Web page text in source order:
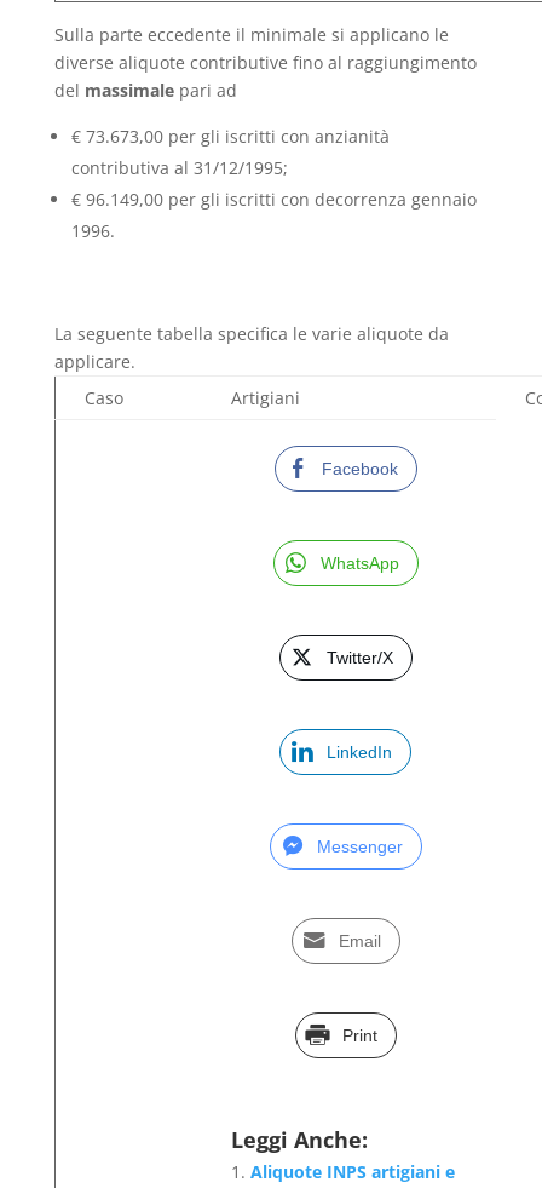
Sulla parte eccedente il minimale si applicano le
diverse aliquote contributive fino al raggiungimento
del massimalepari ad
€ 73.673,00 per gli iscritti con anzianità
contributiva al 31/12/1995;
€ 96.149,00 per gli iscritti con decorrenza gennaio
1996.
La seguente tabella specifica le varie aliquote da
applicare.
Caso
Artigiani
Facebook
WhatsApp
Twitter/X
LinkedIn
Messenger
Email
Print
Leggi Anche:
Aliquote INPS artigiani e